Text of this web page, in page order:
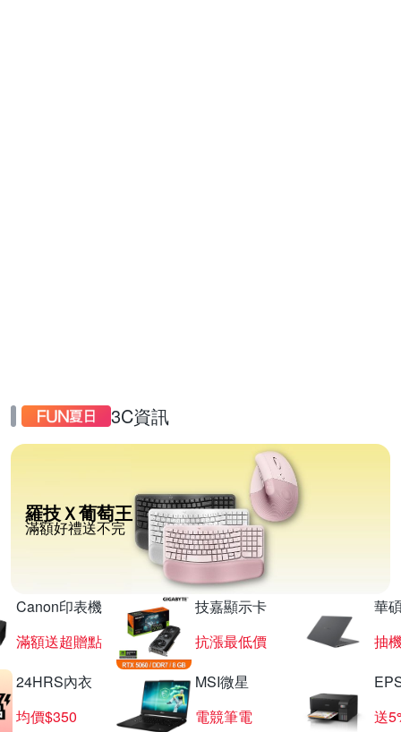
3C資訊
羅技Ｘ葡萄王
滿額好禮送不完
Canon印表機
滿額送超贈點
技嘉顯示卡
抗漲最低價
華
抽
24HRS內衣
均價$350
MSI微星
電競筆電
送